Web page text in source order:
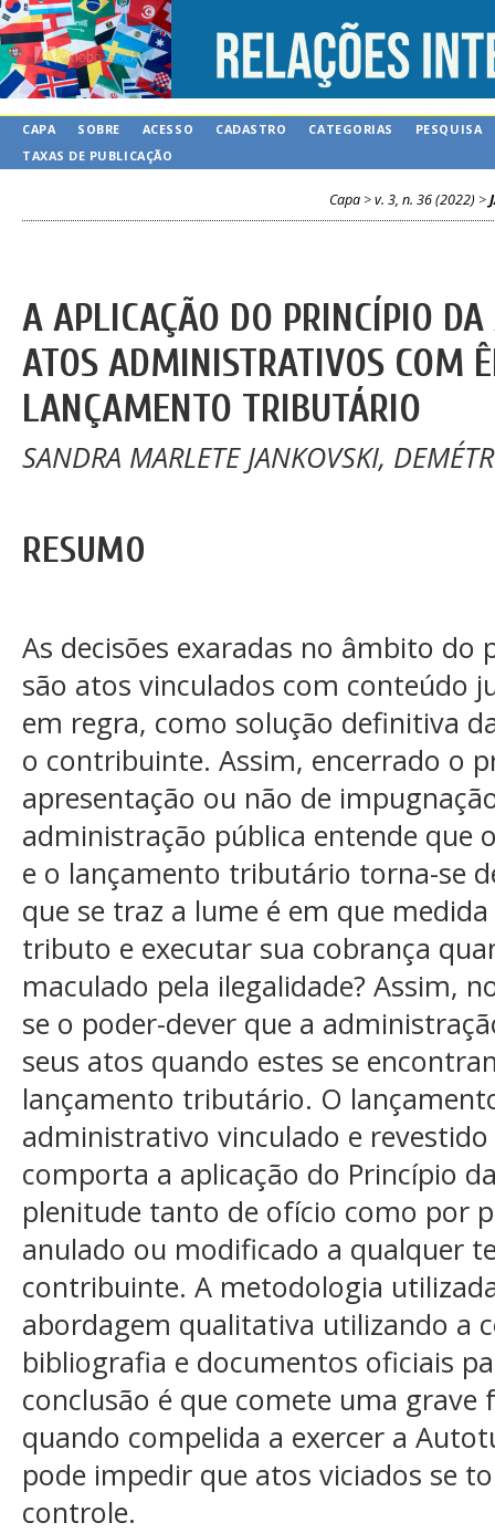
CAPA SOBRE ACESSO CADASTRO CATEGORIAS
PESQUISA
TAXAS DE PUBLICAÇÃO
Capa>v. 3, n. 36 (2022) >
A APLICAÇÃO DO PRINCÍPIO
ATOS ADMINISTRATIVOS COM
LANÇAMENTO TRIBUTÁRIO
SANDRA MARLETE JANKOVSKI,
RESUMO
As decisões exaradas no âmbito
são atos vinculados com conteúdo
em regra, como solução definitiva
o contribuinte. Assim, encerrado o
apresentação ou não de
administração pública entende que
e o lançamento tributário torna-se
que se traz a lume é em que
tributo e executar sua cobrança
maculado pela ilegalidade? Assim,
se o poder-dever que a
seus atos quando estes se
lançamento tributário. O
administrativo vinculado e
comporta a aplicação do Princípio
plenitude tanto de ofício como por
anulado ou modificado a qualquer
contribuinte. A metodologia
abordagem qualitativa utilizando a
bibliografia e documentos oficiais
conclusão é que comete uma
quando compelida a exercer a
pode impedir que atos viciados se
controle.